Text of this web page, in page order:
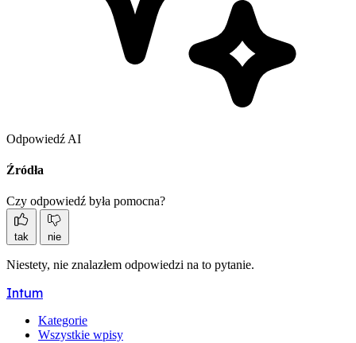
Odpowiedź AI
Źródła
Czy odpowiedź była pomocna?
tak nie
Niestety, nie znalazłem odpowiedzi na to pytanie.
Intum
Kategorie
Wszystkie wpisy